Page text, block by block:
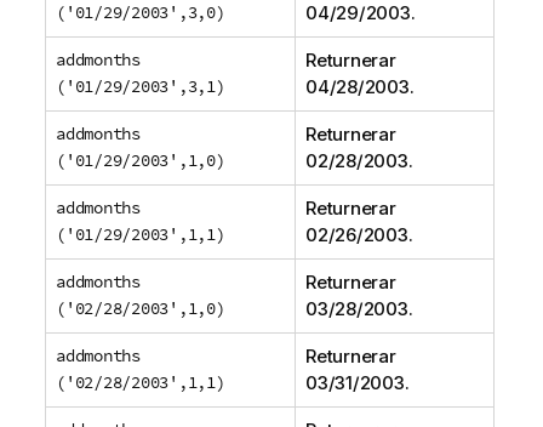
('01/29/2003',3,0)
04/29/2003.
addmonths
('01/29/2003',3,1)
Returnerar
04/28/2003.
addmonths
('01/29/2003',1,0)
Returnerar
02/28/2003.
addmonths
('01/29/2003',1,1)
Returnerar
02/26/2003.
addmonths
('02/28/2003',1,0)
Returnerar
03/28/2003.
addmonths
('02/28/2003',1,1)
Returnerar
03/31/2003.